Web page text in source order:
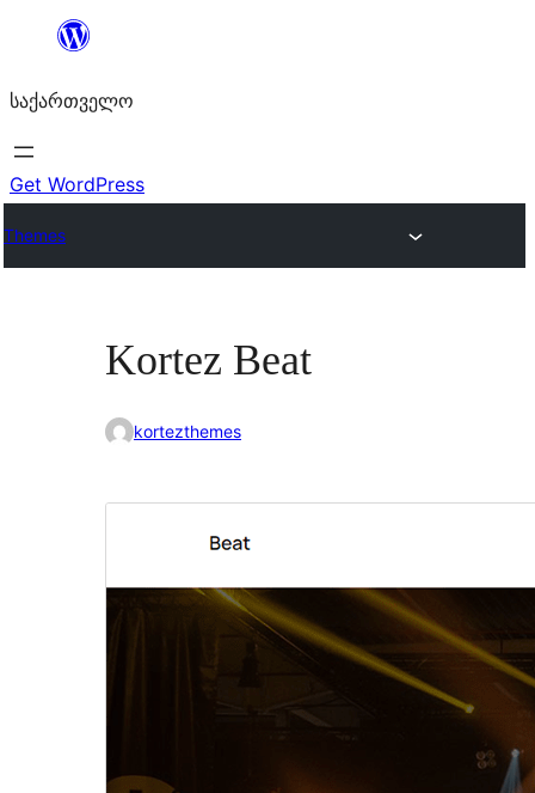
შიგთავსზე
საქართველო
Get WordPress
Themes
Kortez Beat
kortezthemes